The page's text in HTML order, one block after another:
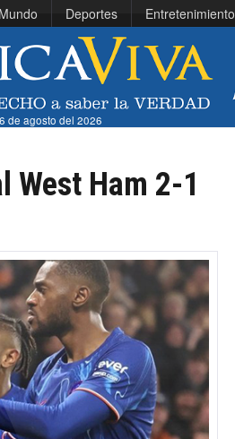
Mundo Deportes Entretenimiento
de agosto del 2026
West Ham 2-1